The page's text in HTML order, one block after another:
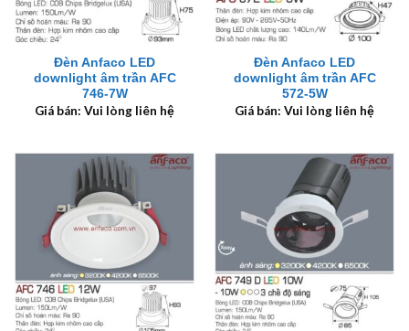
Đèn Anfaco LED
downlight âm trần AFC
746-7W
Giá bán: Vui lòng liên hệ
Đèn Anfaco LED
downlight âm trần AFC
572-5W
Giá bán: Vui lòng liên hệ